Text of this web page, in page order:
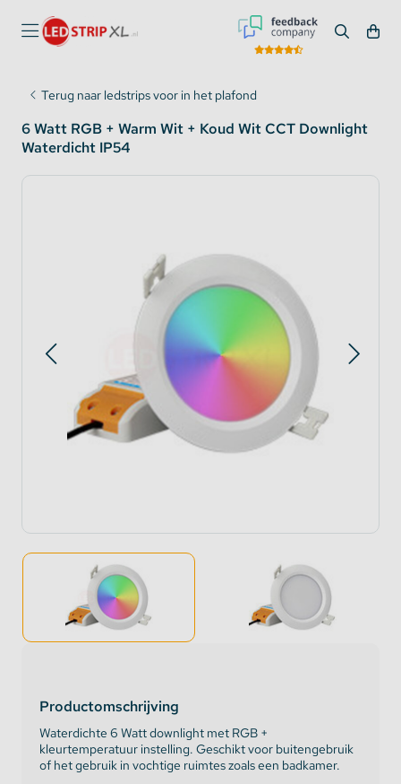
Terug naar ledstrips voor in het plafond
6 Watt RGB + Warm Wit + Koud Wit CCT Downlight
Waterdicht IP54
Productomschrijving
Waterdichte 6 Watt downlight met RGB +
kleurtemperatuur instelling. Geschikt voor buitengebruik
of het gebruik in vochtige ruimtes zoals een badkamer.